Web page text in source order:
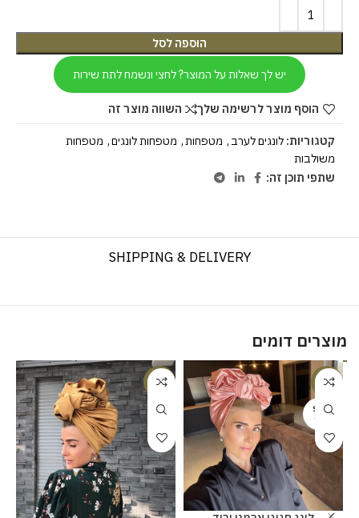
הוספה לסל
יש לך שאלות על המוצר? לחצי ונשמח לתת שירות
הוסף מוצר לרשימה שלך השווה מוצר זה
קטגוריות: לונגים לערב , מטפחות, מטפחות לונגים, מטפחות
משולבות
שתפי תוכן זה:
SHIPPING & DELIVERY
מוצרים דומים
-20%
SOLD
OUT
-18%